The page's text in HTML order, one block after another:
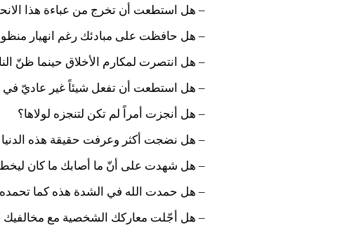
– هل استطعت أن تخرج من عباءة هذا
– هل حافظت على مبادئك رغم انهيار
– هل انتصرت لمكارم الأخلاق حينما ظنّ
– هل استطعت أن تفعل شيئاً غير عاديّ في
– هل أنجزت أمراً لم تكن لتنجزه لولاها؟
– هل نضجت أكثر وعرفت حقيقة هذه الدنيا
– هل شهدت على أنّ ما أصابك ما كان
– هل حمدت الله في الشدة هذه كما
– هل أجّلت معاركك الشخصية مع مخالفيك